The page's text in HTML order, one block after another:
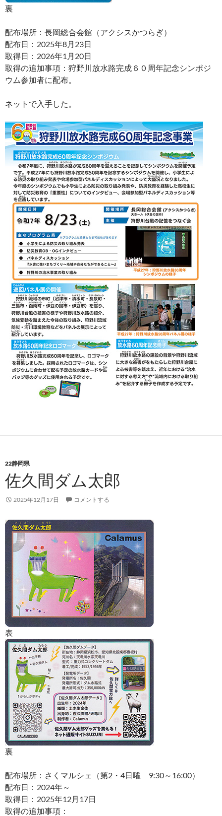
裏
配布場所：長岡総合会館（アクシスかつらぎ）
配布日：2025年8月23日
取得日：2026年1月20日
取得の追加事項：狩野川放水路完成６０周年記念シンポジ
ウム参加者に配布。
ネットで入手した。
22静岡県
佐久間ダム太郎
2025年12月17日 コメントする
表
裏
配布場所：さくマルシェ（第2・4日曜 9:30～16:00）
配布日：2024年～
取得日：2025年12月17日
取得の追加事項：